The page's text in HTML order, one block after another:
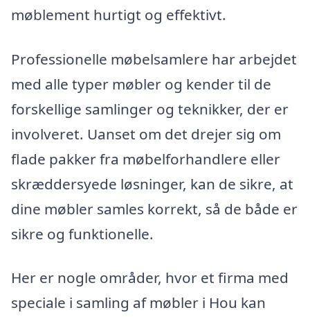
møblement hurtigt og effektivt.
Professionelle møbelsamlere har arbejdet
med alle typer møbler og kender til de
forskellige samlinger og teknikker, der er
involveret. Uanset om det drejer sig om
flade pakker fra møbelforhandlere eller
skræddersyede løsninger, kan de sikre, at
dine møbler samles korrekt, så de både er
sikre og funktionelle.
Her er nogle områder, hvor et firma med
speciale i samling af møbler i Hou kan